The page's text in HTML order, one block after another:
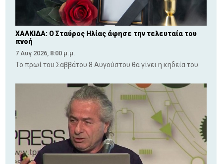
ΧΑΛΚΙΔΑ: Ο Σταύρος Ηλίας άφησε την τελευταία του
πνοή
7 Αυγ 2026, 8:00 μ.μ.
Το πρωί του Σαββάτου 8 Αυγούστου θα γίνει η κηδεία του.